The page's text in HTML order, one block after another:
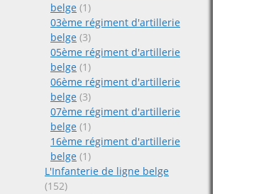
belge (1)
03ème régiment d'artillerie
belge (3)
05ème régiment d'artillerie
belge (1)
06ème régiment d'artillerie
belge (3)
07ème régiment d'artillerie
belge (1)
16ème régiment d'artillerie
belge (1)
L'Infanterie de ligne belge
(152)